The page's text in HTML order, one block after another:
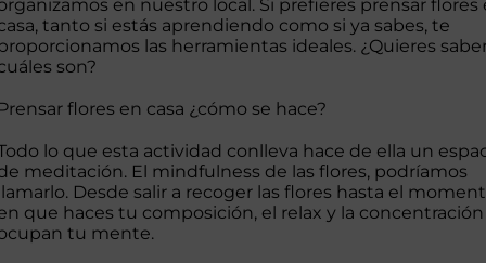
en nuestro local. Si prefieres prensar flores
tanto si estás aprendiendo como si ya sabes, te
las herramientas ideales. ¿Quieres
son?
Prensar flores en casa ¿cómo se hace?
lo que esta actividad conlleva hace de ella un
meditación. El mindfulness de las flores, podríamos
Desde salir a recoger las flores hasta el
que haces tu composición, el relax y la concentración
tu mente.